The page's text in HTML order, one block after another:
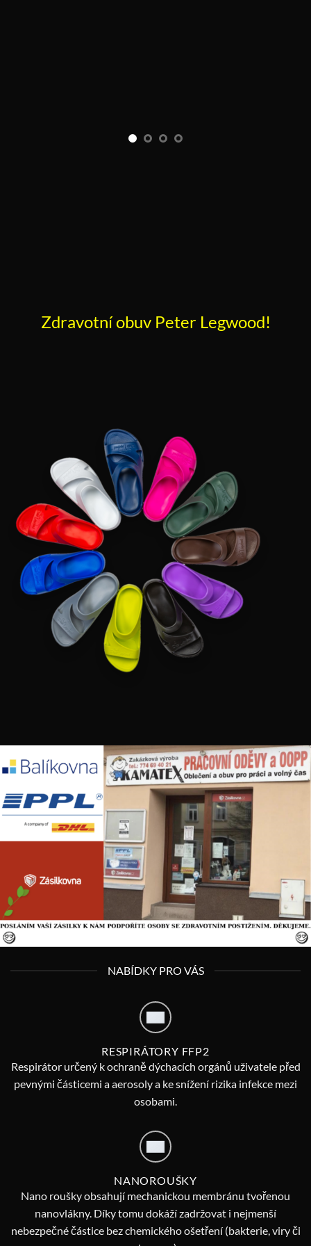
Zdravotní obuv Peter Legwood!
NABÍDKY PRO VÁS
RESPIRÁTORY FFP2
Respirátor určený k ochraně dýchacích orgánů uživatele před
pevnými částicemi a aerosoly a ke snížení rizika infekce mezi
osobami.
NANOROUŠKY
Nano roušky obsahují mechanickou membránu tvořenou
nanovlákny. Díky tomu dokáží zadržovat i nejmenší
nebezpečné částice bez chemického ošetření (bakterie, viry či